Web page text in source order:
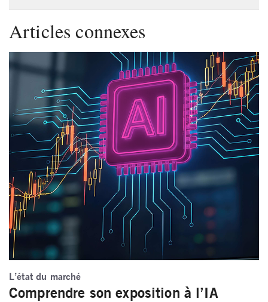
Articles connexes
L’état du marché
Comprendre son exposition à l’IA